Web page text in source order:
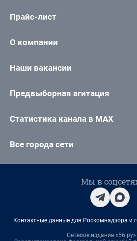
Прайс-лист
О компании
Наши вакансии
Предвыборная агитация
Статистика канала в MAX
Все города сети
Мы в
Контактные данные для Роскомнадзора и
Сетевое издание